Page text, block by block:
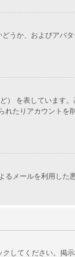
うか、およびアバ
） を表しています
たりアカウントを
メールを利用した
してください。掲